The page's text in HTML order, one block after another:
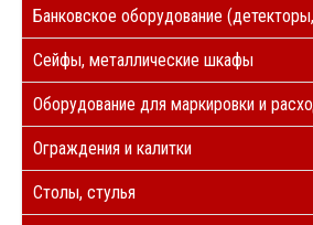
Банковское оборудование
Сейфы, металлические шкафы
Оборудование для маркировки и
Ограждения и калитки
Столы, стулья